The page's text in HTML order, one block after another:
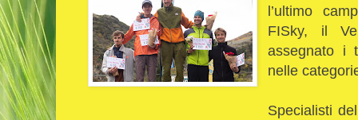
l’ultimo
FISky, il
assegnato i
nelle
Specialisti